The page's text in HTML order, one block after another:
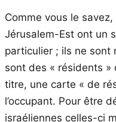
Comme vous le
Jérusalem-Est ont un
particulier ; ils ne sont
sont des « résidents »
titre, une carte « de
l’occupant. Pour être
israéliennes celles-ci